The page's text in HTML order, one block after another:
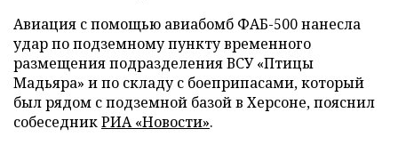
Авиация с помощью авиабомб ФАБ-500 нанесла
удар по подземному пункту временного
размещения подразделения ВСУ «Птицы
Мадьяра» и по складу с боеприпасами, который
был рядом с подземной базой в Херсоне, пояснил
собеседникРИА «Новости».